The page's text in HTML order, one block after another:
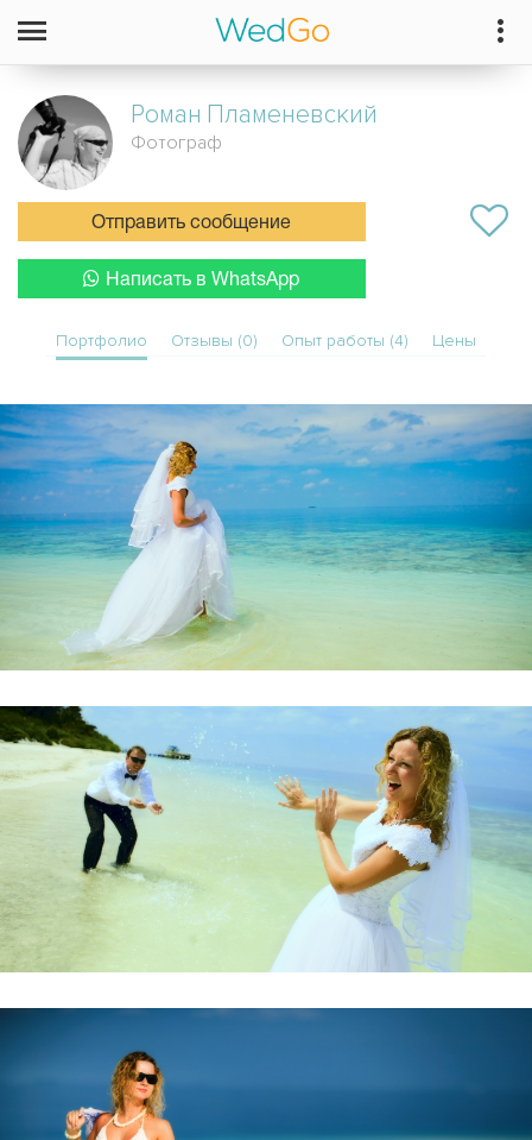
Роман Пламеневский
Фотограф
Отправить сообщение
Написать в WhatsApp
Портфолио Отзывы (0) Опыт работы (4) Цены